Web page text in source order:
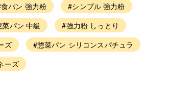
パン 強力粉
#シンプル 強力粉
菜パン 中級
#強力粉 しっとり
ズ
#惣菜パン シリコンスパチュラ
ーズ